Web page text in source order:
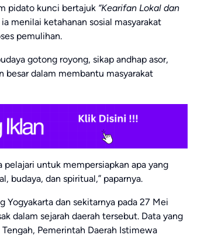
pidato kunci bertajuk “Kearifan Lokal dan
ia menilai ketahanan sosial masyarakat
pemulihan.
gotong royong, sikap andhap asor,
besar dalam membantu masyarakat
untuk mempersiapkan apa yang
budaya, dan spiritual,” paparnya.
Yogyakarta dan sekitarnya pada 27 Mei
dalam sejarah daerah tersebut. Data yang
Pemerintah Daerah Istimewa